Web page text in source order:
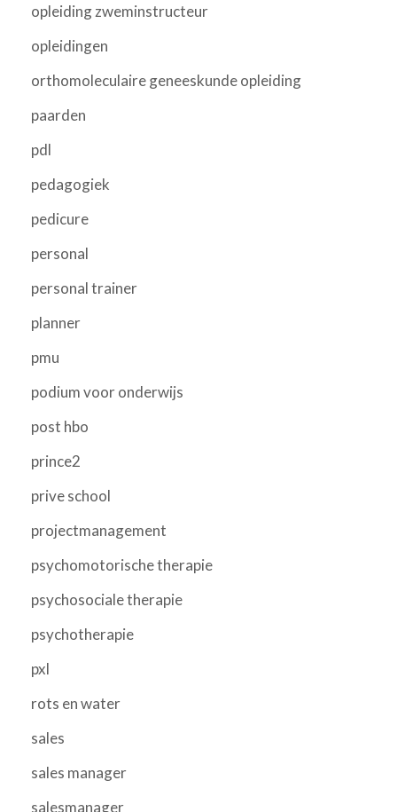
opleiding zweminstructeur
opleidingen
orthomoleculaire geneeskunde opleiding
paarden
pdl
pedagogiek
pedicure
personal
personal trainer
planner
pmu
podium voor onderwijs
post hbo
prince2
prive school
projectmanagement
psychomotorische therapie
psychosociale therapie
psychotherapie
pxl
rots en water
sales
sales manager
salesmanager